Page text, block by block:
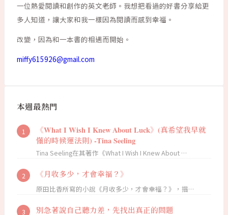
一位熱愛閱讀和創作的英文老師。我想把看過的好書分享給更
多人知道，讓大家和我一樣因為閱讀而感到幸福。
改變，因為和一本書的相遇而開始。
miffy615926@gmail.com
本週最熱門
《What I Wish I Knew About Luck》(真希望我早就
懂的時候運法則) -Tina Seeling
Tina Seeling在其著作《What I Wish I Knew About …
《月收多少，才會幸福？》
原田比香所寫的小說《月收多少，才會幸福？》，描…
別急著說自己聽力差，先找出真正的問題